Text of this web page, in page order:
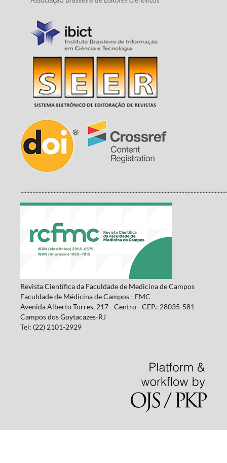
Revista Científica da Faculdade de Medicina de Campos
Faculdade de Médicina de Campos - FMC
Avenida Alberto Torres, 217 - Centro - CEP.: 28035-581
Campos dos Goytacazes-RJ
Tel: (22) 2101-2929